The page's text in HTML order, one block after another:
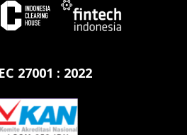
27001 : 2022